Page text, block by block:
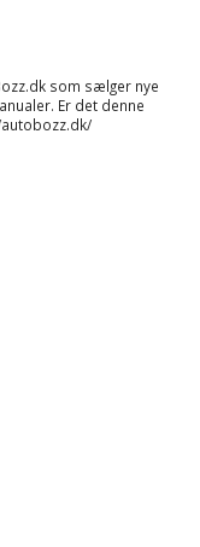
som sælger nye
. Er det denne